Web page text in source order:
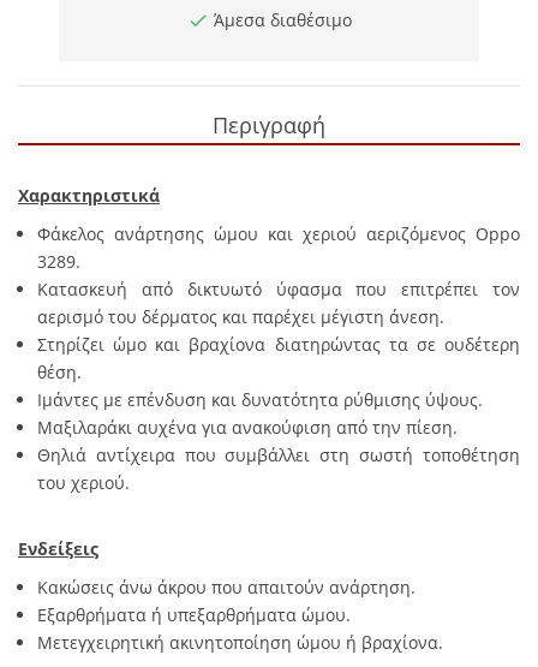
Άμεσα διαθέσιμο
Περιγραφή
Χαρακτηριστικά
Φάκελος ανάρτησης ώμου και χεριού αεριζόμενος Oppo
3289.
Κατασκευή από δικτυωτό ύφασμα που επιτρέπει τον
αερισμό του δέρματος και παρέχει μέγιστη άνεση.
Στηρίζει ώμο και βραχίονα διατηρώντας τα σε ουδέτερη
θέση.
Ιμάντες με επένδυση και δυνατότητα ρύθμισης ύψους.
Μαξιλαράκι αυχένα για ανακούφιση από την πίεση.
Θηλιά αντίχειρα που συμβάλλει στη σωστή τοποθέτηση
του χεριού.
Ενδείξεις
Κακώσεις άνω άκρου που απαιτούν ανάρτηση.
Εξαρθρήματα ή υπεξαρθρήματα ώμου.
Μετεγχειρητική ακινητοποίηση ώμου ή βραχίονα.